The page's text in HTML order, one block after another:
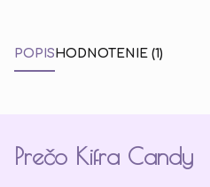
POPIS HODNOTENIE (1)
Prečo Kifra Candy